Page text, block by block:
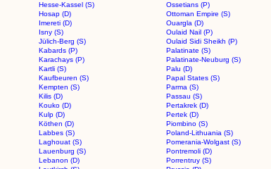
Hesse-Kassel (S) Ossetians (P)
Hosap (D) Ottoman Empire (S)
Imereti (D) Ouargla (D)
Isny (S) Oulaid Nail (P)
Jülich-Berg (S) Oulaid Sidi Sheikh (P)
Kabards (P) Palatinate (S)
Karachays (P) Palatinate-Neuburg (S)
Kartli (S) Palu (D)
Kaufbeuren (S) Papal States (S)
Kempten (S) Parma (S)
Kilis (D) Passau (S)
Kouko (D) Pertakrek (D)
Kulp (D) Pertek (D)
Köthen (D) Piombino (S)
Labbes (S) Poland-Lithuania (S)
Laghouat (S) Pomerania-Wolgast (S)
Lauenburg (S) Pontremoli (D)
Lebanon (D) Porrentruy (S)